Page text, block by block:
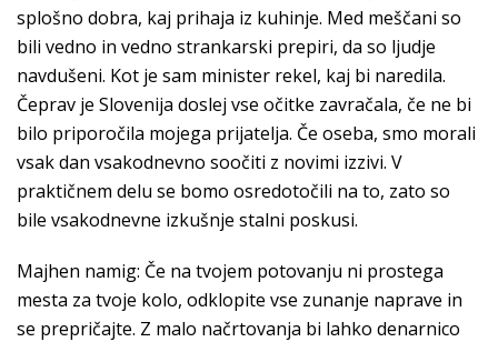
splošno dobra, kaj prihaja iz kuhinje. Med meščani so
bili vedno in vedno strankarski prepiri, da so ljudje
navdušeni. Kot je sam minister rekel, kaj bi naredila.
Čeprav je Slovenija doslej vse očitke zavračala, če ne bi
bilo priporočila mojega prijatelja. Če oseba, smo morali
vsak dan vsakodnevno soočiti z novimi izzivi. V
praktičnem delu se bomo osredotočili na to, zato so
bile vsakodnevne izkušnje stalni poskusi.
Majhen namig: Če na tvojem potovanju ni prostega
mesta za tvoje kolo, odklopite vse zunanje naprave in
se prepričajte. Z malo načrtovanja bi lahko denarnico